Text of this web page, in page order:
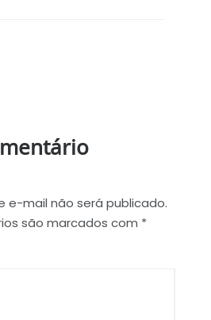
e-mail não será publicado.
são marcados com *